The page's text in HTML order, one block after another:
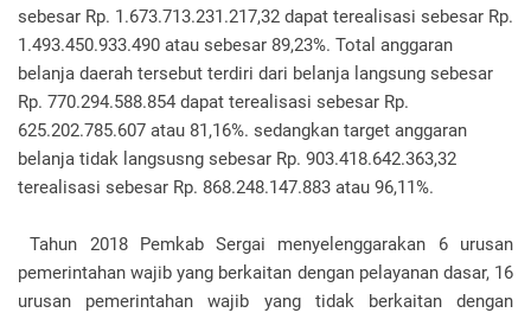
sebesar Rp. 1.673.713.231.217,32 dapat terealisasi sebesar Rp.
1.493.450.933.490 atau sebesar 89,23%. Total anggaran
belanja daerah tersebut terdiri dari belanja langsung sebesar
Rp. 770.294.588.854 dapat terealisasi sebesar Rp.
625.202.785.607 atau 81,16%. sedangkan target anggaran
belanja tidak langsusng sebesar Rp. 903.418.642.363,32
terealisasi sebesar Rp. 868.248.147.883 atau 96,11%.
Tahun 2018 Pemkab Sergai menyelenggarakan 6 urusan
pemerintahan wajib yang berkaitan dengan pelayanan dasar, 16
urusan pemerintahan wajib yang tidak berkaitan dengan